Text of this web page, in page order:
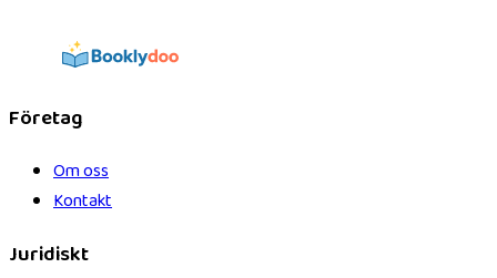
Företag
Om oss
Kontakt
Juridiskt